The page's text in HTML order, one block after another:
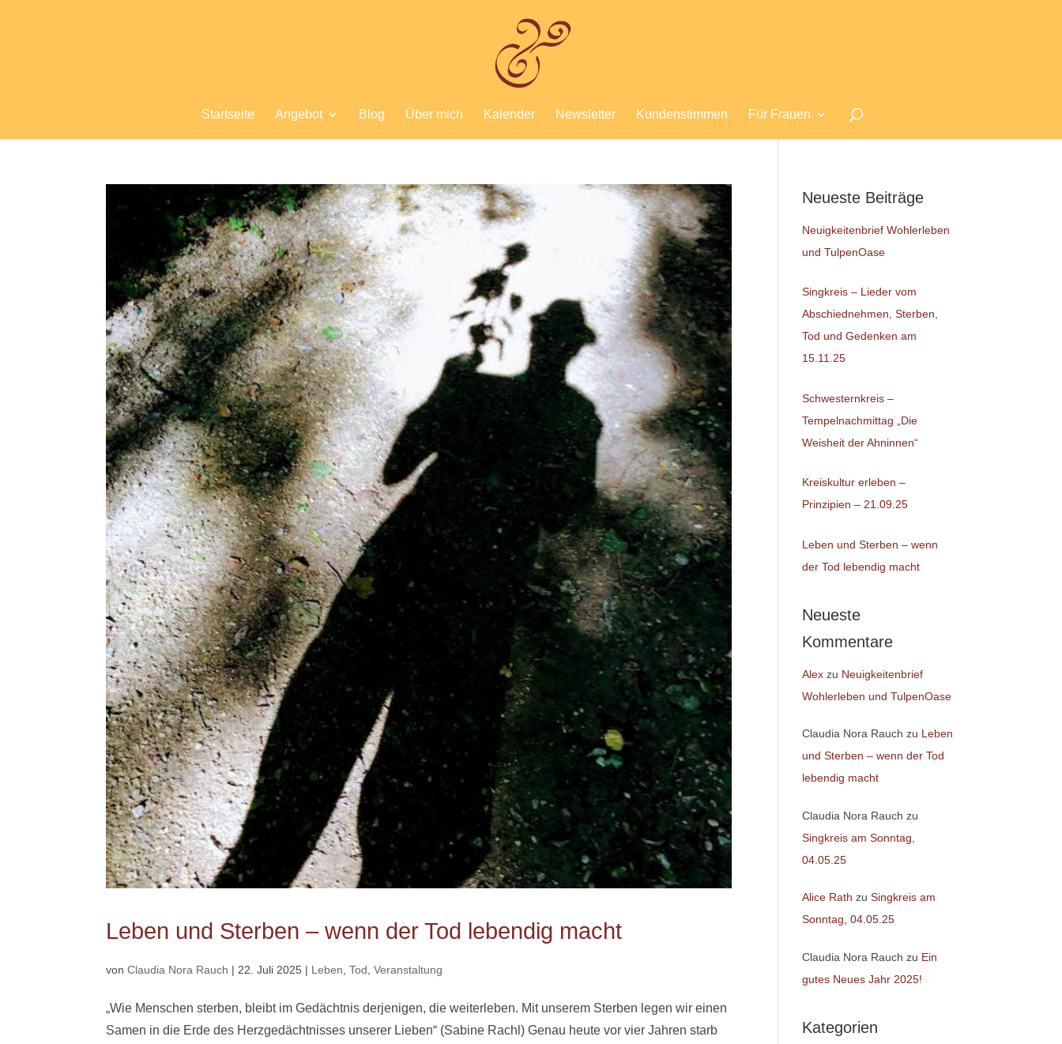
Startseite Angebot Blog Über mich Kalender Newsletter Kundenstimmen Für Frauen
Leben und Sterben – wenn der Tod lebendig macht
vonClaudia Nora Rauch | 22. Juli 2025 | Leben ,Tod ,Veranstaltung
„Wie Menschen sterben, bleibt im Gedächtnis derjenigen, die weiterleben. Mit unserem Sterben legen wir einen
Samen in die Erde des Herzgedächtnisses unserer Lieben“ (Sabine Rachl) Genau heute vor vier Jahren starb
Neueste Beiträge
Neuigkeitenbrief Wohlerleben
und TulpenOase
Singkreis – Lieder vom
Abschiednehmen, Sterben,
Tod und Gedenken am
15.11.25
Schwesternkreis –
Tempelnachmittag „Die
Weisheit der Ahninnen“
Kreiskultur erleben –
Prinzipien – 21.09.25
Leben und Sterben – wenn
der Tod lebendig macht
Neueste
Kommentare
Alex zu Neuigkeitenbrief
Wohlerleben und TulpenOase
Claudia Nora Rauch zu Leben
und Sterben – wenn der Tod
lebendig macht
Claudia Nora Rauch zu
Singkreis am Sonntag,
04.05.25
Alice Rath zuSingkreis am
Sonntag, 04.05.25
Claudia Nora Rauch zu Ein
gutes Neues Jahr 2025!
Kategorien